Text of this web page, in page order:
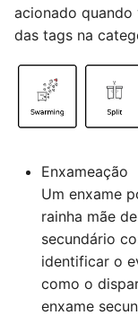
acionado quando
das tags na
Enxameação
Um enxame
rainha mãe
secundário
identificar o
como o
enxame